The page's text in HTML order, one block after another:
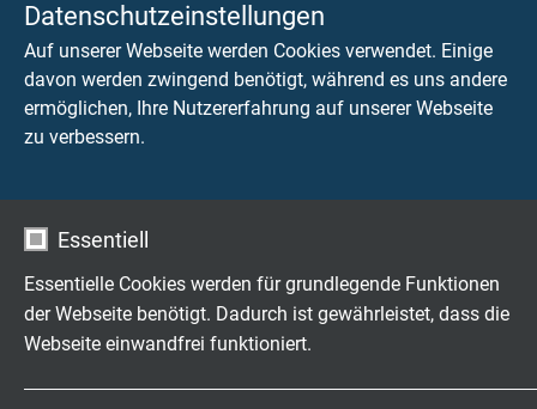
Datenschutzeinstellungen
Auf unserer Webseite werden Cookies verwendet. Einige
davon werden zwingend benötigt, während es uns andere
ermöglichen, Ihre Nutzererfahrung auf unserer Webseite
zu verbessern.
Essentiell
Essentielle Cookies werden für grundlegende Funktionen
der Webseite benötigt. Dadurch ist gewährleistet, dass die
Webseite einwandfrei funktioniert.
und rot
Verseilung
Paare in speziell abgestimmter Lagenverseilung,
verzinnte Cu-Beilauflitze im Kern
Abschirmung
Geflecht aus verzinnten Cu-Runddrähten
Mantelmaterial
SABIX®